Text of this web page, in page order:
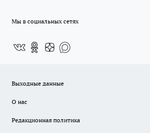
Мы в социальных сетях
Выходные данные
О нас
Редакционная политика